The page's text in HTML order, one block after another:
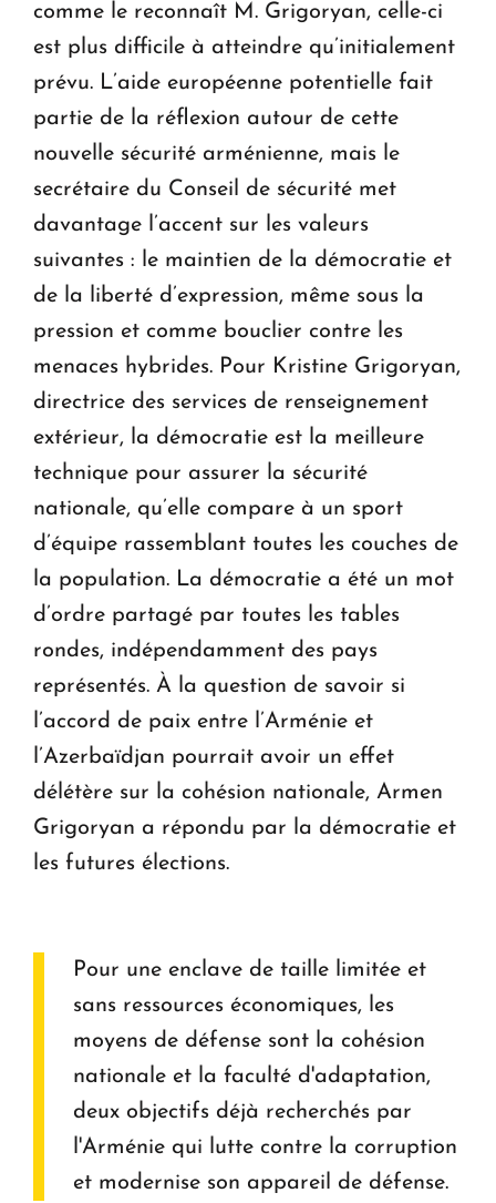
comme le reconnaît M. Grigoryan, celle-ci
est plus difficile à atteindre qu’initialement
prévu. L’aide européenne potentielle fait
partie de la réflexion autour de cette
nouvelle sécurité arménienne, mais le
secrétaire du Conseil de sécurité met
davantage l’accent sur les valeurs
suivantes : le maintien de la démocratie et
de la liberté d’expression, même sous la
pression et comme bouclier contre les
menaces hybrides. Pour Kristine Grigoryan,
directrice des services de renseignement
extérieur, la démocratie est la meilleure
technique pour assurer la sécurité
nationale, qu’elle compare à un sport
d’équipe rassemblant toutes les couches de
la population. La démocratie a été un mot
d’ordre partagé par toutes les tables
rondes, indépendamment des pays
représentés. À la question de savoir si
l’accord de paix entre l’Arménie et
l’Azerbaïdjan pourrait avoir un effet
délétère sur la cohésion nationale, Armen
Grigoryan a répondu par la démocratie et
les futures élections.
Pour une enclave de taille limitée et
sans ressources économiques, les
moyens de défense sont la cohésion
nationale et la faculté d'adaptation,
deux objectifs déjà recherchés par
l'Arménie qui lutte contre la corruption
et modernise son appareil de défense.